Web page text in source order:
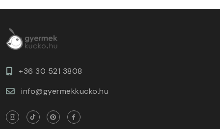
+36 30 521 3808
info@gyermekkucko.hu